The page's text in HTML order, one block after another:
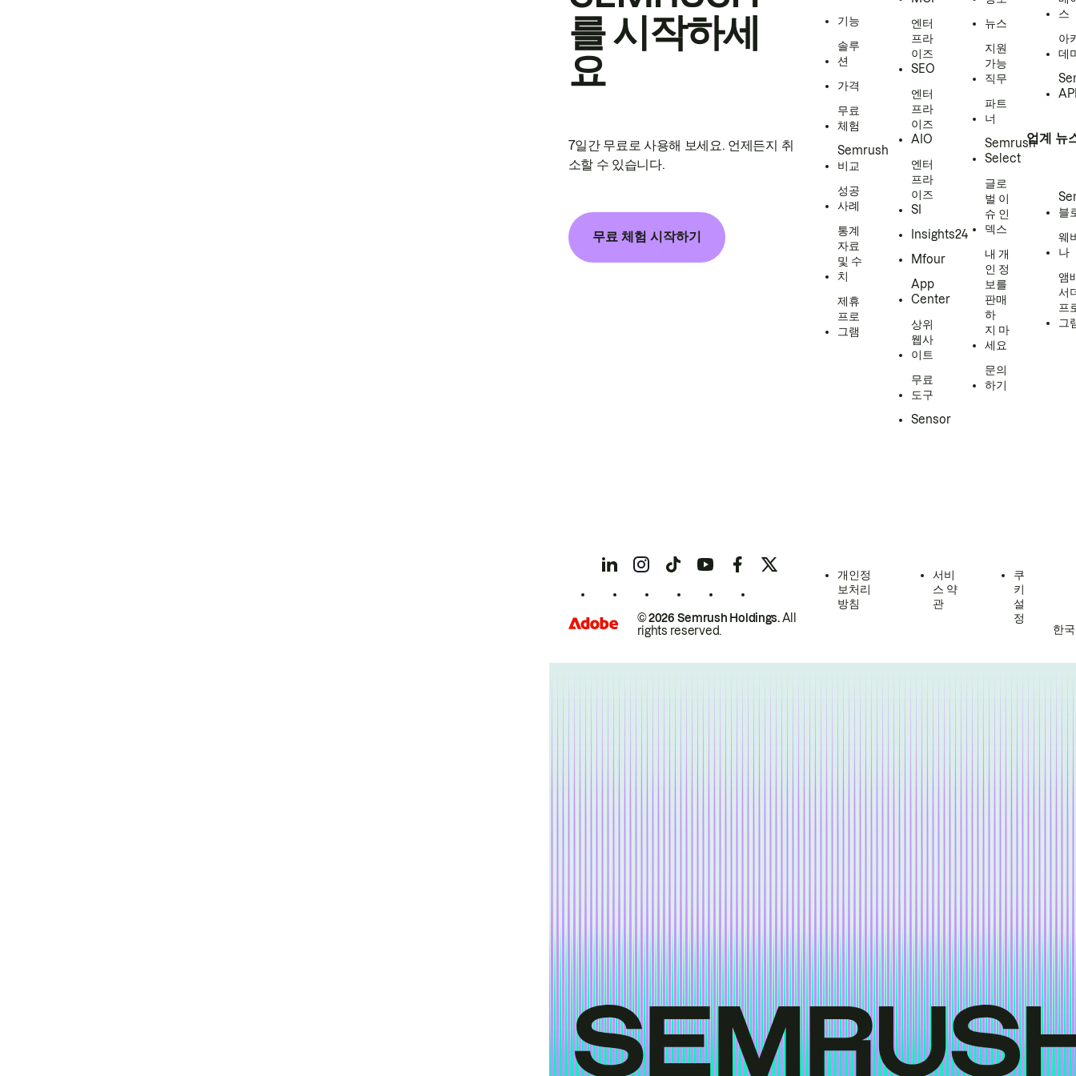
를 시작하세
요
7일간 무료로 사용해 보세요. 언제든지 취
소할 수 있습니다.
무료 체험 시작하기
기능
솔루
션
가격
무료
체험
Semrush
비교
성공
사례
통계
자료
및 수
치
제휴
프로
그램
엔터
프라
이즈
SEO
엔터
프라
이즈
AIO
엔터
프라
이즈
SI
Insights24
Mfour
App
Center
상위
웹사
이트
무료
도구
Sensor
뉴스
지원
가능
직무
파트
너
Semrush
Select
글로
벌 이
슈 인
덱스
내 개
인 정
보를
판매
하
지 마
세요
문의
하기
스
아
데
업계 뉴
블
웨
나
앰
서
프
그
© 2026 Semrush Holdings.All
rights reserved.
개인정
보처리
방침
서비
스 약
관
쿠
키
설
정
한